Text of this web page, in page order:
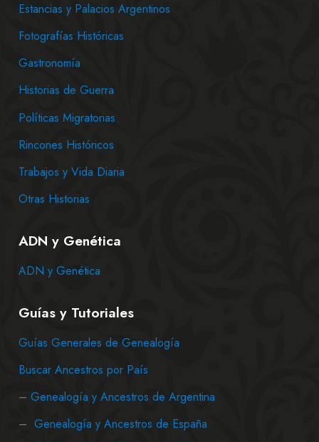
Estancias y Palacios Argentinos
Fotografías Históricas
Gastronomía
Historias de Guerra
Políticas Migratorias
Rincones Históricos
Trabajos y Vida Diaria
Otras Historias
ADN y Genética
ADN y Genética
Guías y Tutoriales
Guías Generales de Genealogía
Buscar Ancestros por País
– Genealogía y Ancestros de Argentina
– Genealogía y Ancestros de España